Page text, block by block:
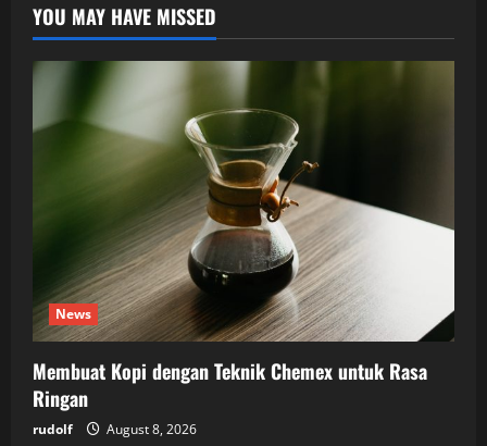
YOU MAY HAVE MISSED
News
Membuat Kopi dengan Teknik Chemex untuk Rasa
Ringan
rudolf August 8, 2026